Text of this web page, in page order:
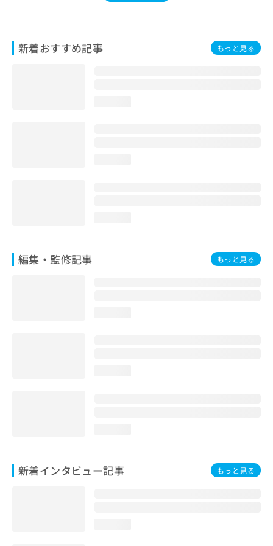
新着おすすめ記事 もっと見る
編集・監修記事 もっと見る
新着インタビュー記事 もっと見る
合
わ